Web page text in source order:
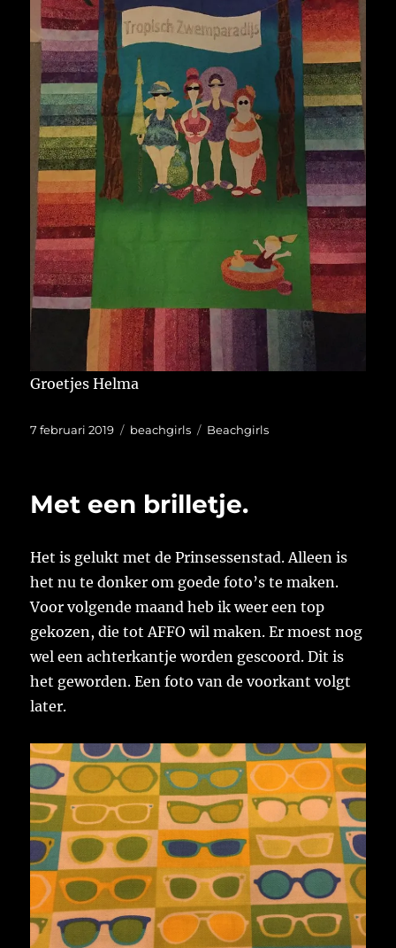
Groetjes Helma
Geplaatst
7 februari 2019 Categorieën
beachgirls Tags
Beachgirls
Met een brilletje.
Het is gelukt met de Prinsessenstad. Alleen is
het nu te donker om goede foto’s te maken.
Voor volgende maand heb ik weer een top
gekozen, die tot AFFO wil maken. Er moest nog
wel een achterkantje worden gescoord. Dit is
het geworden. Een foto van de voorkant volgt
later.